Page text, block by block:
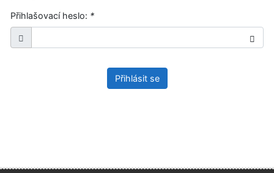
Přihlašovací heslo: *
Přihlásit se